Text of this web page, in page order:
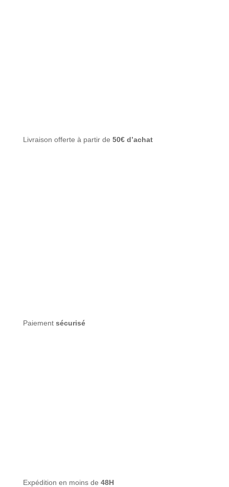
Livraison offerte à partir de 50€ d’achat
Paiement sécurisé
Expédition en moins de 48H